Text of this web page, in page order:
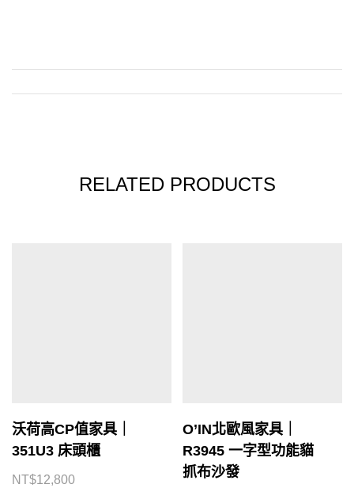
RELATED PRODUCTS
沃荷高CP值家具｜
351U3 床頭櫃
NT$12,800
O’IN北歐風家具｜
R3945 一字型功能貓
抓布沙發